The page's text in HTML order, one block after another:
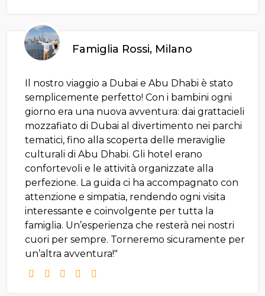
Famiglia Rossi, Milano
Il nostro viaggio a Dubai e Abu Dhabi è stato
semplicemente perfetto! Con i bambini ogni
giorno era una nuova avventura: dai grattacieli
mozzafiato di Dubai al divertimento nei parchi
tematici, fino alla scoperta delle meraviglie
culturali di Abu Dhabi. Gli hotel erano
confortevoli e le attività organizzate alla
perfezione. La guida ci ha accompagnato con
attenzione e simpatia, rendendo ogni visita
interessante e coinvolgente per tutta la
famiglia. Un’esperienza che resterà nei nostri
cuori per sempre. Torneremo sicuramente per
un’altra avventura!"